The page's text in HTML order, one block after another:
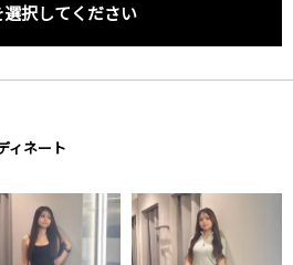
選択してください
ィネート